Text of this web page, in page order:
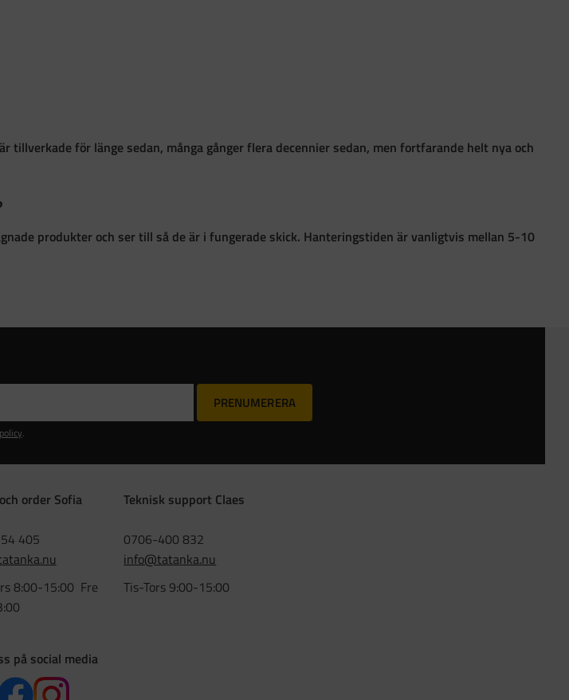
tillverkade för länge sedan, många gånger flera decennier sedan, men fortfarande helt nya och
produkter och ser till så de är i fungerade skick. Hanteringstiden är vanligtvis mellan 5-10
PRENUMERERA
.
order Sofia
405
8:00-15:00 Fre
Teknisk support Claes
0706-400 832
info@tatanka.nu
Tis-Tors 9:00-15:00
på social media